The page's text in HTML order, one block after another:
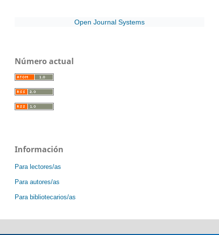
Open Journal Systems
Número actual
Información
Para lectores/as
Para autores/as
Para bibliotecarios/as